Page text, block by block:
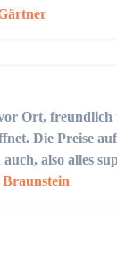
Ort,
Die Preise
auch, also alles